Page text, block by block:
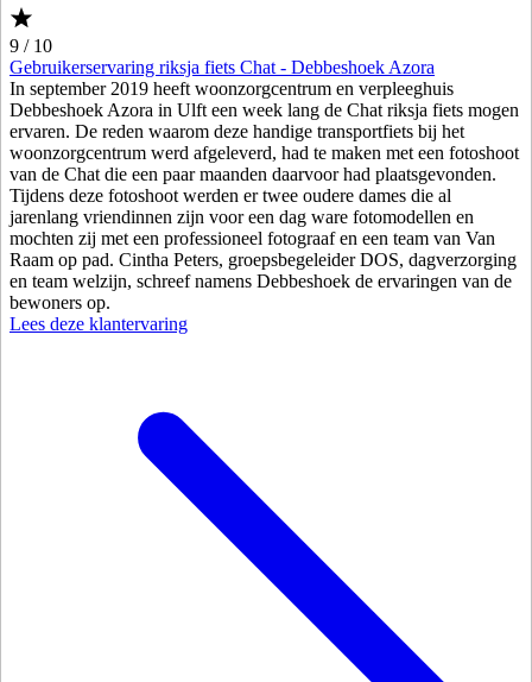
9 / 10
Gebruikerservaring riksja fiets Chat - Debbeshoek Azora
In september 2019 heeft woonzorgcentrum en verpleeghuis
Debbeshoek Azora in Ulft een week lang de Chat riksja fiets mogen
ervaren. De reden waarom deze handige transportfiets bij het
woonzorgcentrum werd afgeleverd, had te maken met een fotoshoot
van de Chat die een paar maanden daarvoor had plaatsgevonden.
Tijdens deze fotoshoot werden er twee oudere dames die al
jarenlang vriendinnen zijn voor een dag ware fotomodellen en
mochten zij met een professioneel fotograaf en een team van Van
Raam op pad. Cintha Peters, groepsbegeleider DOS, dagverzorging
en team welzijn, schreef namens Debbeshoek de ervaringen van de
bewoners op.
Lees deze klantervaring